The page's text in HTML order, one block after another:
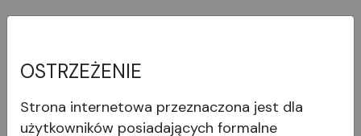
OSTRZEŻENIE
Strona internetowa przeznaczona jest dla
użytkowników posiadających formalne